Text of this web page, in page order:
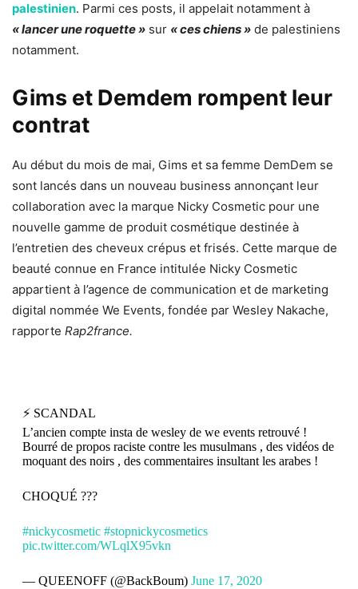
palestinien. Parmi ces posts, il appelait notamment à
« lancer une roquette » sur « ces chiens » de palestiniens
notamment.
Gims et Demdem rompent leur
contrat
Au début du mois de mai, Gims et sa femme DemDem se
sont lancés dans un nouveau business annonçant leur
collaboration avec la marque Nicky Cosmetic pour une
nouvelle gamme de produit cosmétique destinée à
l’entretien des cheveux crépus et frisés. Cette marque de
beauté connue en France intitulée Nicky Cosmetic
appartient à l’agence de communication et de marketing
digital nommée We Events, fondée par Wesley Nakache,
rapporte Rap2france.
⚡️ SCANDAL
L’ancien compte insta de wesley de we events retrouvé !
Bourré de propos raciste contre les musulmans , des vidéos de
moquant des noirs , des commentaires insultant les arabes !
CHOQUÉ ???
#nickycosmetic #stopnickycosmetics
pic.twitter.com/WLqlX95vkn
— QUEENOFF (@BackBoum) June 17, 2020